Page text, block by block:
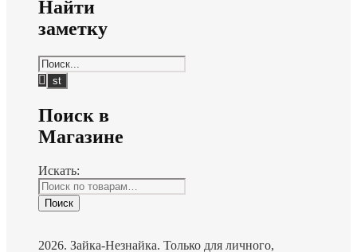
Найти
заметку
Поиск в
Магазине
Искать:
Поиск
2026. Зайка-Незнайка. Только для личного,